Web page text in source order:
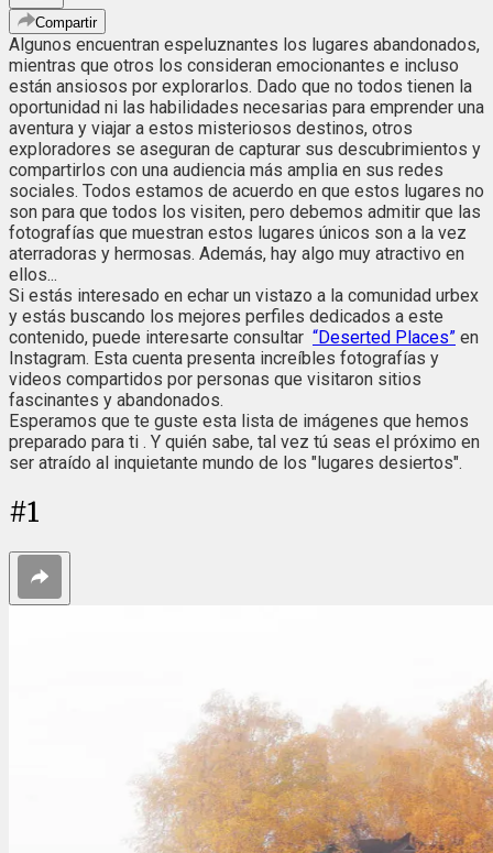
Compartir
Algunos encuentran espeluznantes los lugares abandonados,
mientras que otros los consideran emocionantes e incluso
están ansiosos por explorarlos. Dado que no todos tienen la
oportunidad ni las habilidades necesarias para emprender una
aventura y viajar a estos misteriosos destinos, otros
exploradores se aseguran de capturar sus descubrimientos y
compartirlos con una audiencia más amplia en sus redes
sociales. Todos estamos de acuerdo en que estos lugares no
son para que todos los visiten, pero debemos admitir que las
fotografías que muestran estos lugares únicos son a la vez
aterradoras y hermosas. Además, hay algo muy atractivo en
ellos...
Si estás interesado en echar un vistazo a la comunidad urbex
y estás buscando los mejores perfiles dedicados a este
contenido, puede interesarte consultar “Deserted Places” en
Instagram. Esta cuenta presenta increíbles fotografías y
videos compartidos por personas que visitaron sitios
fascinantes y abandonados.
Esperamos que te guste esta lista de imágenes que hemos
preparado para ti . Y quién sabe, tal vez tú seas el próximo en
ser atraído al inquietante mundo de los "lugares desiertos".
#1